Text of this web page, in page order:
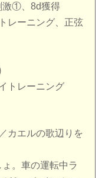
激①、8d獲得
レーニング、正弦
トレーニング
カエルの歌辺りを
。車の運転中ラ